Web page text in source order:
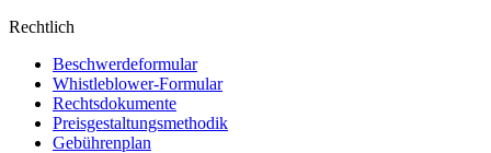
Rechtlich
Beschwerdeformular
Whistleblower-Formular
Rechtsdokumente
Preisgestaltungsmethodik
Gebührenplan